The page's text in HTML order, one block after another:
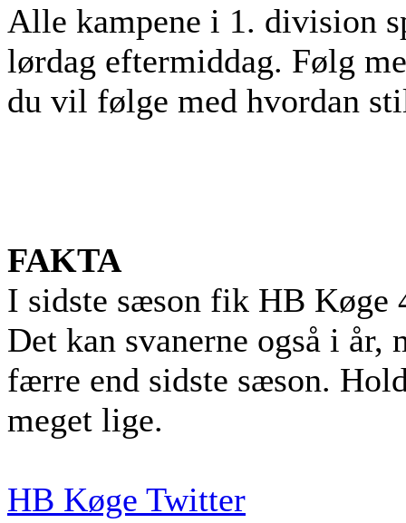
Alle kampene i 1. division
lørdag eftermiddag. Følg
du vil følge med hvordan
FAKTA
I sidste sæson fik HB Køge
Det kan svanerne også i
færre end sidste sæson.
meget lige.
HB Køge Twitter